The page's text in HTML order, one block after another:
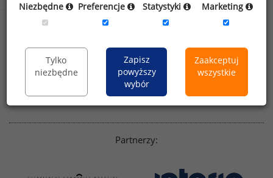
Dla mediów
Polityka
prywatności
Regulamin
English version
Linkedin
Partnerzy:
Niezbędne Preferencje Statystyki Marketing
Tylko
niezbędne
Zapisz
powyższy
wybór
Zaakceptuj
wszystkie